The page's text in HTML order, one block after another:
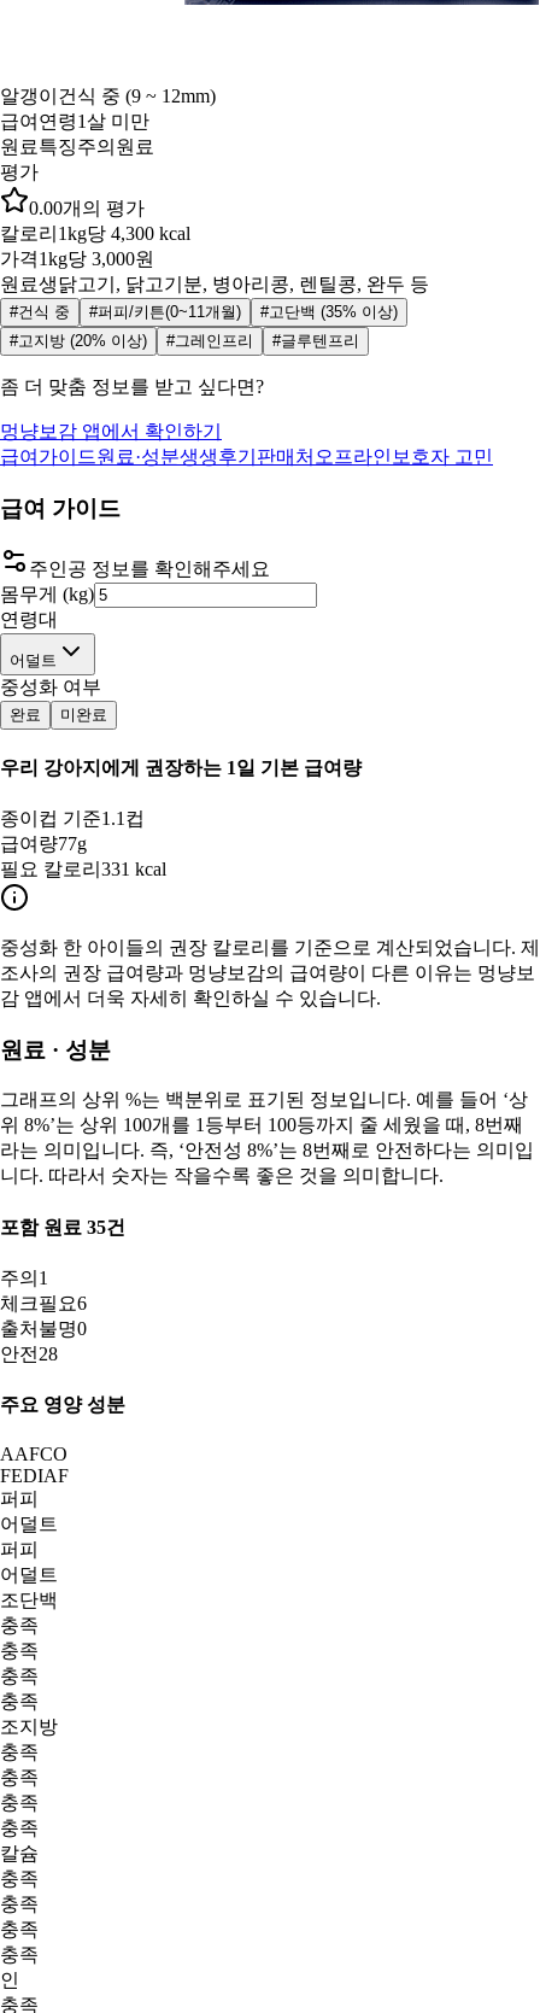
알갱이 건식 중 (9 ~ 12mm)
급여연령1살 미만
원료특징주의원료
평가
0.00개의 평가
칼로리 1kg당 4,300 kcal
가격1kg당 3,000원
원료생닭고기, 닭고기분, 병아리콩, 렌틸콩, 완두 등
#건식 중 #퍼피/키튼(0~11개월)
#고단백 (35% 이상)
#고지방 (20% 이상)
#그레인프리 #글루텐프리
좀 더 맞춤 정보를 받고 싶다면?
멍냥보감 앱에서 확인하기
급여가이드원료·성분생생후기 판매처 오프라인 보호자 고민
급여 가이드
주인공 정보를 확인해주세요
몸무게 (kg)
연령대
어덜트
중성화 여부
완료 미완료
우리 강아지 에게 권장하는 1일 기본 급여량
종이컵 기준1.1컵
급여량77g
필요 칼로리 331 kcal
중성화 한 아이들의 권장 칼로리를 기준으로 계산되었습니다. 제
조사의 권장 급여량과 멍냥보감의 급여량이 다른 이유는 멍냥보
감 앱에서 더욱 자세히 확인하실 수 있습니다.
원료 · 성분
그래프의 상위 %는 백분위로 표기된 정보입니다. 예를 들어 ‘상
위 8%’는 상위 100개를 1등부터 100등까지 줄 세웠을 때, 8번째
라는 의미입니다. 즉, ‘안전성 8%’는 8번째로 안전하다는 의미입
니다. 따라서 숫자는 작을수록 좋은 것을 의미합니다.
포함 원료 35건
주의 1
체크필요6
출처불명0
안전 28
주요 영양 성분
AAFCO
FEDIAF
퍼피
어덜트
퍼피
어덜트
조단백
충족
충족
충족
충족
조지방
충족
충족
충족
충족
칼슘
충족
충족
충족
충족
인
충족